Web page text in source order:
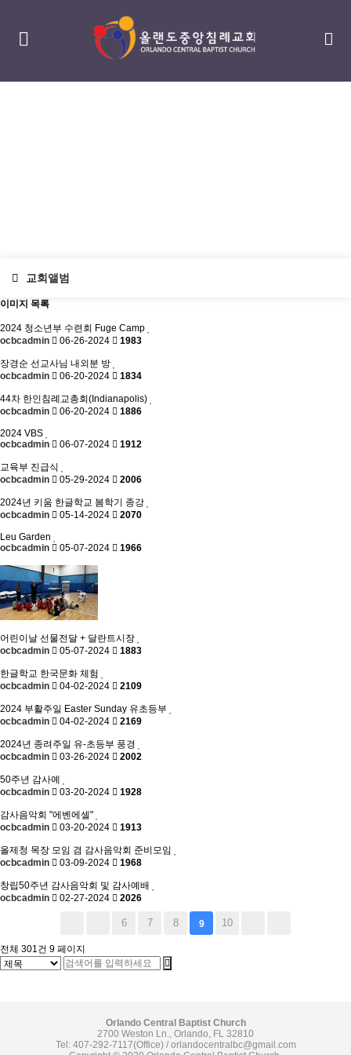
교회앨범
이미지 목록
2024 청소년부 수련회 Fuge Camp
ocbcadmin
06-26-2024 1983
장경순 선교사님 내외분 방
ocbcadmin
06-20-2024 1834
44차 한인침례교총회(Indianapolis)
ocbcadmin
06-20-2024
1886
2024 VBS
ocbcadmin
06-07-2024 1912
교육부 진급식
ocbcadmin
05-29-2024 2006
2024년 키움 한글학교 봄학기 종강
ocbcadmin
05-14-2024
2070
Leu Garden
ocbcadmin
05-07-2024 1966
어린이날 선물전달 + 달란트시장
ocbcadmin
05-07-2024 1883
한글학교 한국문화 체험
ocbcadmin
04-02-2024 2109
2024 부활주일 Easter Sunday 유초등부
ocbcadmin
04-02-2024 2169
2024년 종려주일 유-초등부 풍경
ocbcadmin
03-26-2024 2002
50주년 감사예
ocbcadmin
03-20-2024 1928
감사음악회 "에벤에셀"
ocbcadmin
03-20-2024 1913
올제청 목장 모임 겸 감사음악회 준비모임
ocbcadmin
03-09-2024 1968
창립50주년 감사음악회 및 감사예배
ocbcadmin
02-27-2024 2026
6 7 8 9 10
전체 301건 9 페이지
Orlando Central Baptist Church
2700 Weston Ln., Orlando, FL 32810
Tel: 407-292-7117(Office) / orlandocentralbc@gmail.com